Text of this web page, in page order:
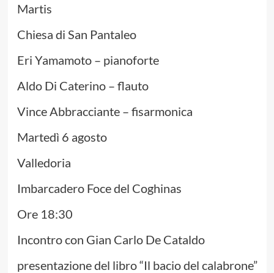
Martis
Chiesa di San Pantaleo
Eri Yamamoto – pianoforte
Aldo Di Caterino – flauto
Vince Abbracciante – fisarmonica
Martedì 6 agosto
Valledoria
Imbarcadero Foce del Coghinas
Ore 18:30
Incontro con Gian Carlo De Cataldo
presentazione del libro “Il bacio del calabrone”